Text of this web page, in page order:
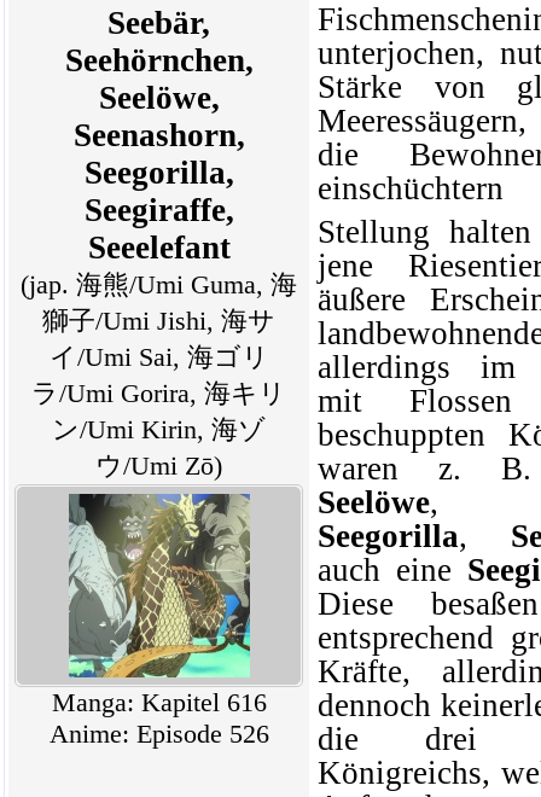
Seebär,
Seehörnchen,
Seelöwe,
Seenashorn,
Seegorilla,
Seegiraffe,
Seeelefant
(jap. 海熊/Umi Guma, 海
獅子/Umi Jishi, 海サ
イ/Umi Sai, 海ゴリ
ラ/Umi Gorira, 海キリ
ン/Umi Kirin, 海ゾ
ウ/Umi Zō)
Manga: Kapitel 616
Anime: Episode 526
unterjochen,
Stärke von
Meeressäugern,
die
Stellung
jene
äußere
allerdings im
mit
beschuppten
waren z.
Seelöwe
Seegorilla,
auch eine
Diese
entsprechend
Kräfte,
dennoch
die drei
Königreichs,